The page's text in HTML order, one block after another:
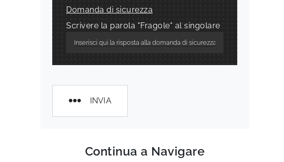
Domanda di sicurezza
Scrivere la parola "Fragole" al singolare
INVIA
Continua a Navigare